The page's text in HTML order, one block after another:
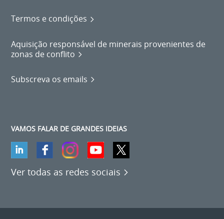
Termos e condições
Aquisição responsável de minerais provenientes de
zonas de conflito
Subscreva os emails
VAMOS FALAR DE GRANDES IDEIAS
Ver todas as redes sociais